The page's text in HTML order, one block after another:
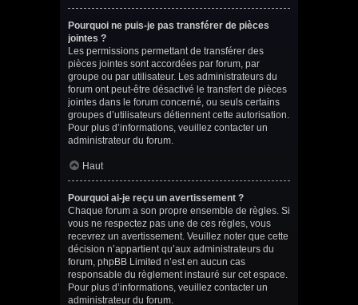
Pourquoi ne puis-je pas transférer de pièces
jointes ?
Les permissions permettant de transférer des
pièces jointes sont accordées par forum, par
groupe ou par utilisateur. Les administrateurs du
forum ont peut-être désactivé le transfert de pièces
jointes dans le forum concerné, ou seuls certains
groupes d’utilisateurs détiennent cette autorisation.
Pour plus d’informations, veuillez contacter un
administrateur du forum.
Haut
Pourquoi ai-je reçu un avertissement ?
Chaque forum a son propre ensemble de règles. Si
vous ne respectez pas une de ces règles, vous
recevrez un avertissement. Veuillez noter que cette
décision n’appartient qu’aux administrateurs du
forum, phpBB Limited n’est en aucun cas
responsable du règlement instauré sur cet espace.
Pour plus d’informations, veuillez contacter un
administrateur du forum.